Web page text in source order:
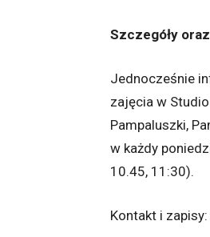
Szczegóły
Jednocześnie
zajęcia w
Pampaluszki,
w każdy
10.45, 11:30).
Kontakt i